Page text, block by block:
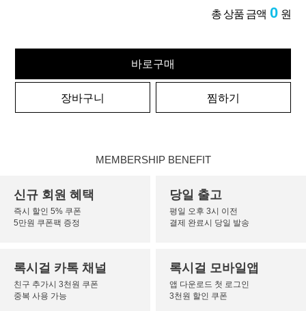
총 상품 금액 0 원
바로구매
장바구니 찜하기
MEMBERSHIP BENEFIT
신규 회원 혜택
즉시 할인 5% 쿠폰
5만원 쿠폰팩 증정
당일 출고
평일 오후 3시 이전
결제 완료시 당일 발송
록시걸 카톡 채널
친구 추가시 3천원 쿠폰
중복 사용 가능
록시걸 모바일앱
앱 다운로드 첫 로그인
3천원 할인 쿠폰